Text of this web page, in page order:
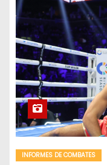
INFORMES DE COMBATES